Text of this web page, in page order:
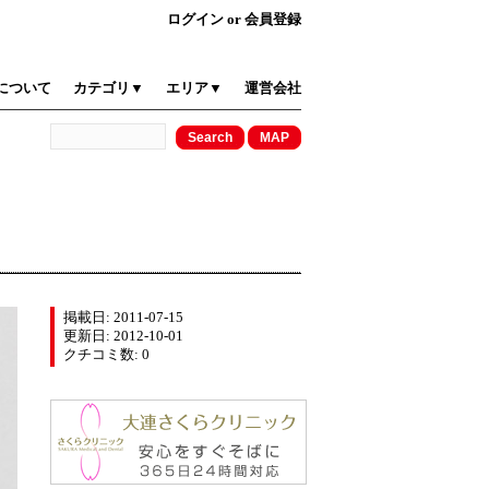
ログイン or 会員登録
ついて カテゴリ▼ エリア▼ 運営会社
掲載日: 2011-07-15
更新日: 2012-10-01
クチコミ数: 0